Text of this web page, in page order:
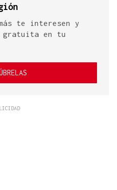
te interesen y
gratuita en tu